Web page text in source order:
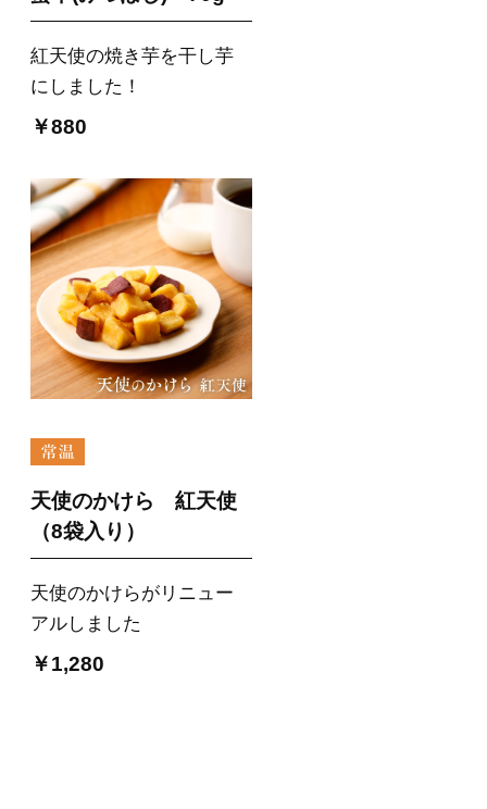
紅天使の焼き芋を干し芋
にしました！
￥880
天使のかけら 紅天使
（8袋入り）
天使のかけらがリニュー
アルしました
￥1,280